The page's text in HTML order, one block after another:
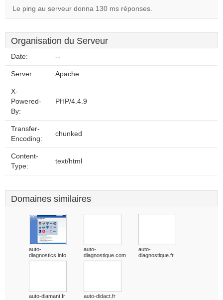
Le ping au serveur donna 130 ms réponses.
Organisation du Serveur
Date: --
Server: Apache
X-
Powered-
By:
PHP/4.4.9
Transfer-
Encoding:
chunked
Content-
Type:
text/html
Domaines similaires
auto-
diagnostics.info
auto-
diagnostique.com
auto-
diagnostique.fr
auto-diamant.fr auto-didact.fr